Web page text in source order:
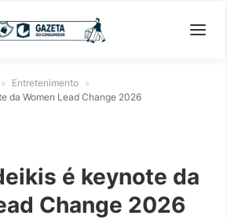
» Entretenimento »
da Women Lead Change 2026
é keynote da
Change 2026